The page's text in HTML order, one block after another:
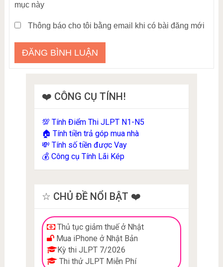
mục này
Thông báo cho tôi bằng email khi có bài đăng mới
❤️ CÔNG CỤ TÍNH!
💯 Tính Điểm Thi JLPT N1-N5
🏠 Tính tiền trả góp mua nhà
💸 Tính số tiền được Vay
💰 Công cụ Tính Lãi Kép
☆ CHỦ ĐỀ NỔI BẬT ❤️
Thủ tục giảm thuế ở Nhật
Mua iPhone ở Nhật Bản
Kỳ thi JLPT 7/2026
Thi thử JLPT Miễn Phí